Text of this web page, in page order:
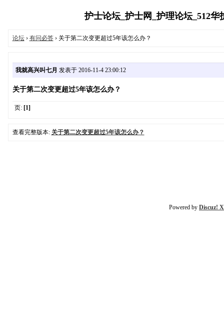
护士论坛_护士网_护理论坛_512
论坛› 有问必答› 关于第二次变更超过5年该怎么办？
我就高兴叫七月 发表于 2016-11-4 23:00:12
关于第二次变更超过5年该怎么办？
页: [1]
查看完整版本: 关于第二次变更超过5年该怎么办？
Powered by Discuz!